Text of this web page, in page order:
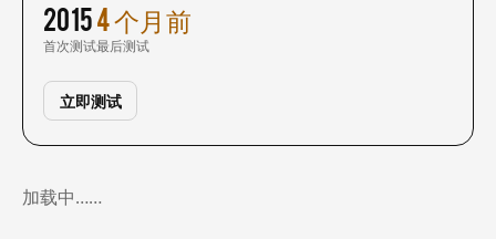
2015
首次测试
4 个月前
最后测试
立即测试
加载中……